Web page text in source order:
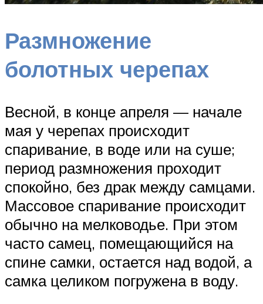
Размножение
болотных черепах
Весной, в конце апреля — начале
мая у черепах происходит
спаривание, в воде или на суше;
период размножения проходит
спокойно, без драк между самцами.
Массовое спаривание происходит
обычно на мелководье. При этом
часто самец, помещающийся на
спине самки, остается над водой, а
самка целиком погружена в воду.